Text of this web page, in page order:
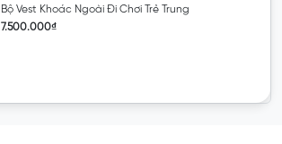
Bộ Vest Khoác Ngoài Đi Chơi Trẻ Trung
7.500.000₫